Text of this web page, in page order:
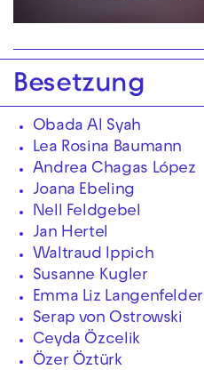
Besetzung
Obada Al Syah
Lea Rosina Baumann
Andrea Chagas López
Joana Ebeling
Nell Feldgebel
Jan Hertel
Waltraud Ippich
Susanne Kugler
Emma Liz Langenfelder
Serap von Ostrowski
Ceyda Özcelik
Özer Öztürk